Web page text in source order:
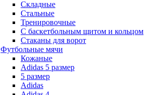
Складные
Стальные
Тренировочные
С баскетбольным щитом и кольцом
Стаканы для ворот
Футбольные мячи
Кожаные
Adidas 5 размер
5 размер
Adidas